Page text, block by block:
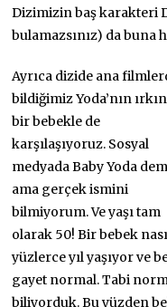
Dizimizin baş karakteri
bulamazsınız) da buna
Ayrıca dizide ana
bildiğimiz Yoda’nın
bir bebekle de
karşılaşıyoruz. Sosyal
medyada Baby Yoda
ama gerçek ismini
bilmiyorum. Ve yaşı tam
olarak 50! Bir bebek
yüzlerce yıl yaşıyor ve
gayet normal. Tabi
biliyorduk. Bu yüzden